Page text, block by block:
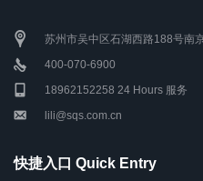
苏州市吴中区石湖西路188号南
400-070-6900
18962152258 24 Hours 服务
lili@sqs.com.cn
快捷入口 Quick Entry